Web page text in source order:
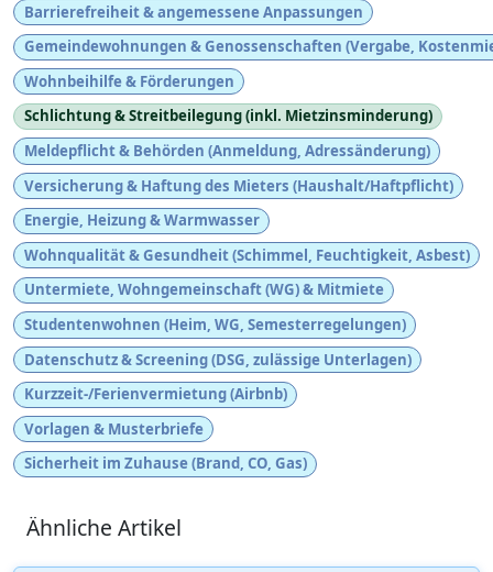
Barrierefreiheit & angemessene Anpassungen
Gemeindewohnungen & Genossenschaften (Vergabe,
Wohnbeihilfe & Förderungen
Schlichtung & Streitbeilegung (inkl. Mietzinsminderung)
Meldepflicht & Behörden (Anmeldung, Adressänderung)
Versicherung & Haftung des Mieters (Haushalt/Haftpflicht)
Energie, Heizung & Warmwasser
Wohnqualität & Gesundheit (Schimmel, Feuchtigkeit, Asbest)
Untermiete, Wohngemeinschaft (WG) & Mitmiete
Studentenwohnen (Heim, WG, Semesterregelungen)
Datenschutz & Screening (DSG, zulässige Unterlagen)
Kurzzeit-/Ferienvermietung (Airbnb)
Vorlagen & Musterbriefe
Sicherheit im Zuhause (Brand, CO, Gas)
Ähnliche Artikel